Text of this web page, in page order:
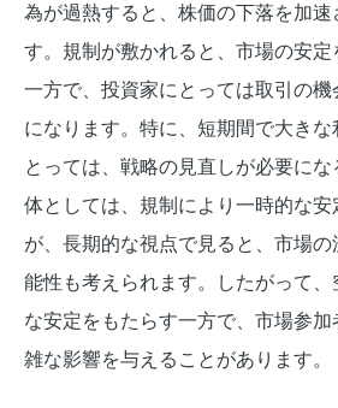
為が過熱すると、株価の下落を加速
す。規制が敷かれると、市場の安定
一方で、投資家にとっては取引の機
になります。特に、短期間で大き
とっては、戦略の見直しが必要に
体としては、規制により一時的な
が、長期的な視点で見ると、市場
能性も考えられます。したがって
な安定をもたらす一方で、市場参
雑な影響を与えることがあります。